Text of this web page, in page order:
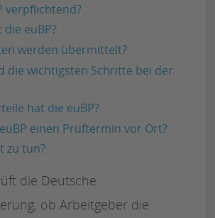
verpflichtend?
euBP?
werden übermittelt?
die wichtigsten Schritte bei der
hat die euBP?
einen Prüftermin vor Ort?
zu tun?
die Deutsche
ob Arbeitgeber die